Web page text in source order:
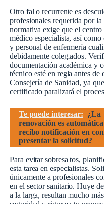
Otro fallo recurrente es
profesionales requerida por
normativa exige que el
médico especialista, así
y personal de enfermería
debidamente colegiados.
documentación académica y
técnico esté en regla antes de
Consejería de Sanidad, ya
certificado paralizará el
Te puede interesar: ¿La
renovación es
recibo notificación en
presentar la solicitud?
Para evitar sobresaltos,
esta tarea en especialistas.
únicamente a profesionales
en el sector sanitario. Huye
a la larga, resultan mucho